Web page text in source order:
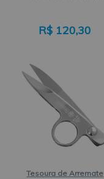
R$ 120,30
Tesoura de Arremate